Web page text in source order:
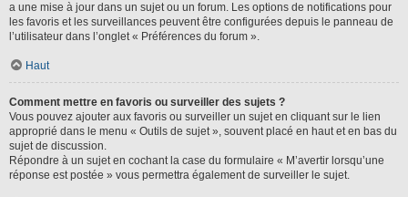
a une mise à jour dans un sujet ou un forum. Les options de notifications pour
les favoris et les surveillances peuvent être configurées depuis le panneau de
l’utilisateur dans l’onglet « Préférences du forum ».
Haut
Comment mettre en favoris ou surveiller des sujets ?
Vous pouvez ajouter aux favoris ou surveiller un sujet en cliquant sur le lien
approprié dans le menu « Outils de sujet », souvent placé en haut et en bas du
sujet de discussion.
Répondre à un sujet en cochant la case du formulaire « M’avertir lorsqu’une
réponse est postée » vous permettra également de surveiller le sujet.